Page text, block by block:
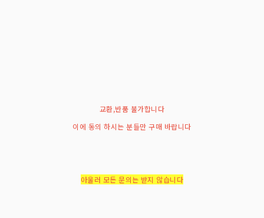
교환,반품 불가합니다
이에 동의 하시는 분들만 구매 바랍니다
아울러 모든 문의는 받지 않습니다